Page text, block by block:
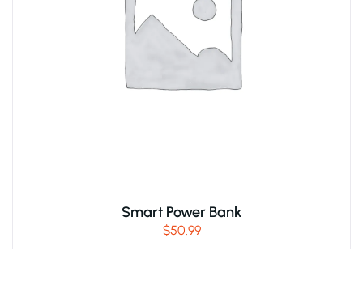
Smart Power Bank
$50.99